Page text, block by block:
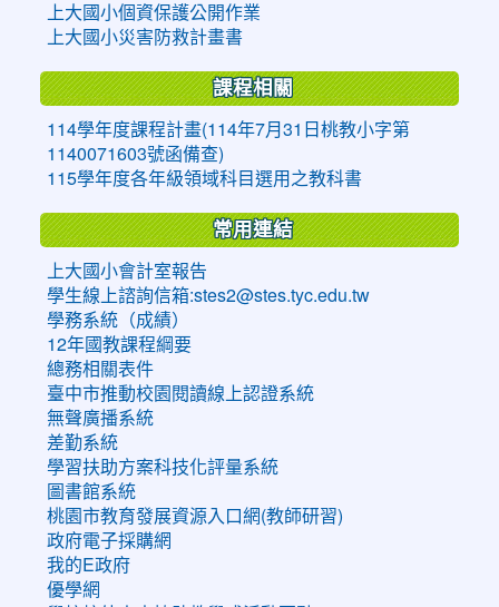
上大國小個資保護公開作業
上大國小災害防救計畫書
課程相關
114學年度課程計畫(114年7月31日桃教小字第
1140071603號函備查)
115學年度各年級領域科目選用之教科書
常用連結
上大國小會計室報告
學生線上諮詢信箱:stes2@stes.tyc.edu.tw
學務系統（成績）
12年國教課程綱要
總務相關表件
臺中市推動校園閱讀線上認證系統
無聲廣播系統
差勤系統
學習扶助方案科技化評量系統
圖書館系統
桃園市教育發展資源入口網(教師研習)
政府電子採購網
我的E政府
優學網